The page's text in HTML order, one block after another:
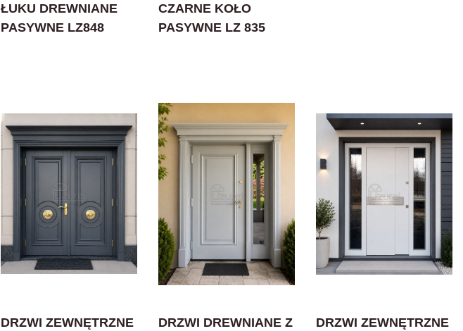
ŁUKU DREWNIANE
PASYWNE LZ848
CZARNE KOŁO
PASYWNE LZ 835
DRZWI ZEWNĘTRZNE
DRZWI DREWNIANE Z
DRZWI ZEWNĘTRZNE